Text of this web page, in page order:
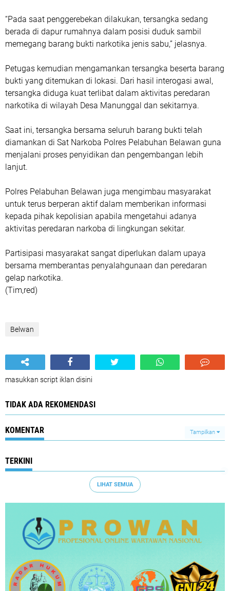
“Pada saat penggerebekan dilakukan, tersangka sedang
berada di dapur rumahnya dalam posisi duduk sambil
memegang barang bukti narkotika jenis sabu,” jelasnya.
Petugas kemudian mengamankan tersangka beserta barang
bukti yang ditemukan di lokasi. Dari hasil interogasi awal,
tersangka diduga kuat terlibat dalam aktivitas peredaran
narkotika di wilayah Desa Manunggal dan sekitarnya.
Saat ini, tersangka bersama seluruh barang bukti telah
diamankan di Sat Narkoba Polres Pelabuhan Belawan guna
menjalani proses penyidikan dan pengembangan lebih
lanjut.
Polres Pelabuhan Belawan juga mengimbau masyarakat
untuk terus berperan aktif dalam memberikan informasi
kepada pihak kepolisian apabila mengetahui adanya
aktivitas peredaran narkoba di lingkungan sekitar.
Partisipasi masyarakat sangat diperlukan dalam upaya
bersama memberantas penyalahgunaan dan peredaran
gelap narkotika.
(Tim,red)
Belwan
masukkan script iklan disini
TIDAK ADA REKOMENDASI
KOMENTAR Tampilkan
TERKINI
LIHAT SEMUA